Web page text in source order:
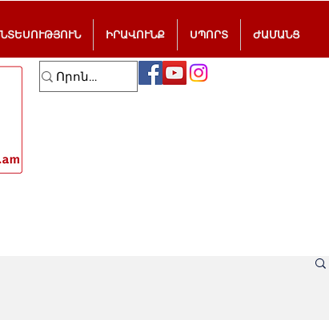
ԻՐԱՎՈՒՆՔ ՍՊՈՐՏ ԺԱՄԱՆՑ